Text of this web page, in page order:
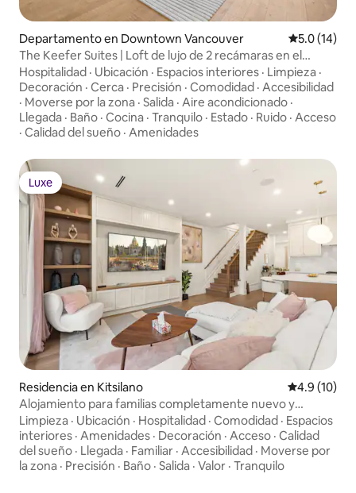
Departamento en Downtown Vancouver Calificación
5.0 (14)
The Keefer Suites | Loft de lujo de 2 recámaras en el
centro de la ciudad
Hospitalidad · Ubicación · Espacios interiores · Limpieza ·
Decoración · Cerca · Precisión · Comodidad · Accesibilidad
· Moverse por la zona · Salida · Aire acondicionado ·
Llegada · Baño · Cocina · Tranquilo · Estado · Ruido · Acceso
· Calidad del sueño · Amenidades
Luxe
Luxe
Residencia en Kitsilano Calificación
4.9 (10)
Alojamiento para familias completamente nuevo y
soleado • Terraza en la azotea
Limpieza · Ubicación · Hospitalidad · Comodidad · Espacios
interiores · Amenidades · Decoración · Acceso · Calidad
del sueño · Llegada · Familiar · Accesibilidad · Moverse por
la zona · Precisión · Baño · Salida · Valor · Tranquilo